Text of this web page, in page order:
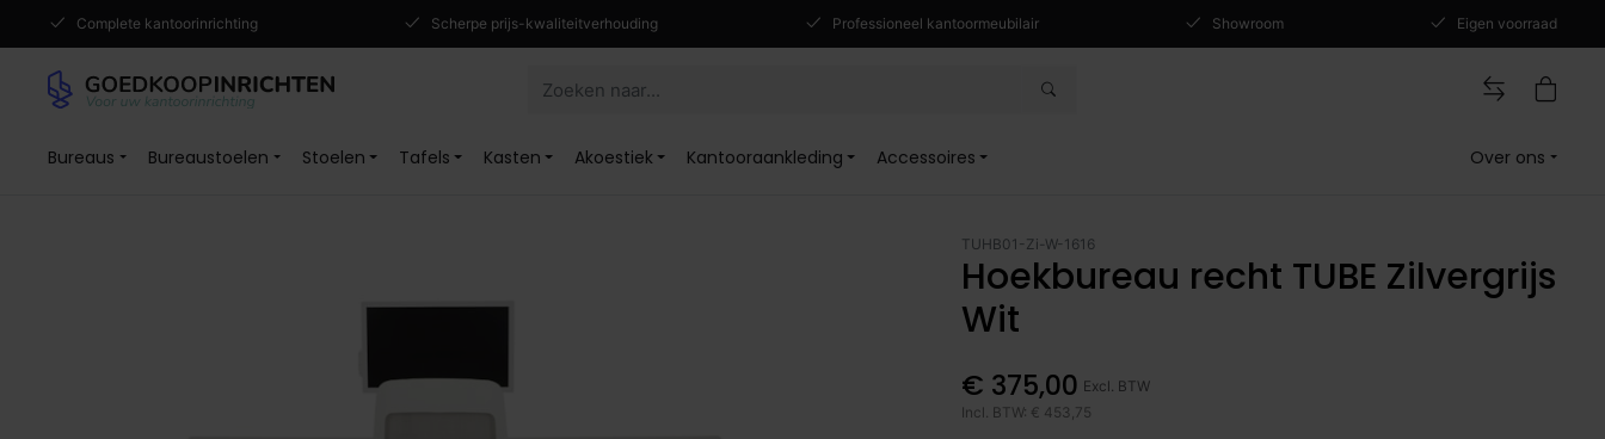
Complete kantoorinrichting Scherpe prijs-kwaliteitverhouding Professioneel kantoormeubilair Showroom Eigen voorraad
Bureaus Bureaustoelen Stoelen Tafels Kasten Akoestiek Kantooraankleding Accessoires Over ons
TUHB01-Zi-W-1616
Hoekbureau recht TUBE Zilvergrijs
Wit
€ 375,00 Excl. BTW
Incl. BTW: € 453,75